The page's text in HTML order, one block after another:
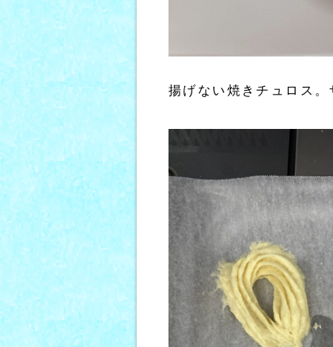
揚げない焼きチュロス。